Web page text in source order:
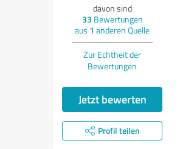
davon sind
33 Bewertungen
aus 1 anderen Quelle
Zur Echtheit der
Bewertungen
Jetzt bewerten
Profil teilen